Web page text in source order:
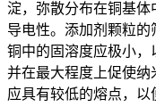
淀，弥散分布在铜基
导电性。添加剂颗粒
铜中的固溶度应极小，
并在最大程度上促使纳
应具有较低的熔点，